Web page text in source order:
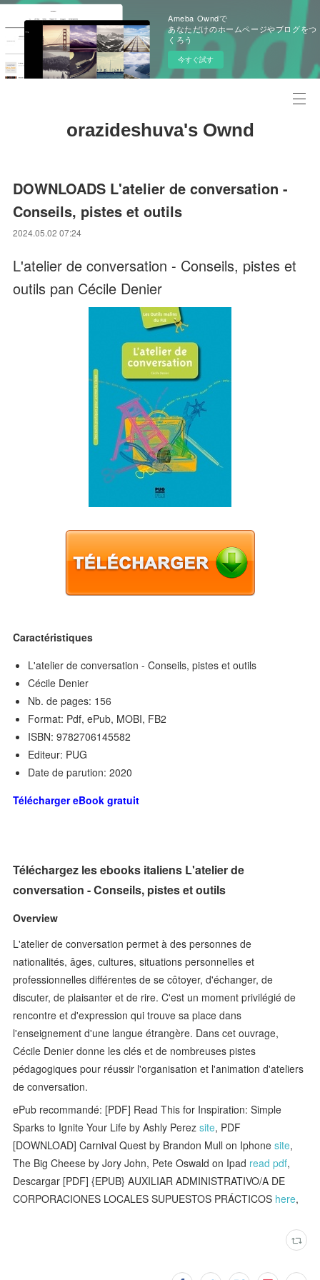
Ameba Owndで
あなただけのホームページやブログをつ
くろう
今すぐ試す
orazideshuva's Ownd
DOWNLOADS L'atelier de conversation -
Conseils, pistes et outils
2024.05.02 07:24
L'atelier de conversation - Conseils, pistes et
outils pan Cécile Denier
Caractéristiques
L'atelier de conversation - Conseils, pistes et outils
Cécile Denier
Nb. de pages: 156
Format: Pdf, ePub, MOBI, FB2
ISBN: 9782706145582
Editeur: PUG
Date de parution: 2020
Télécharger eBook gratuit
Téléchargez les ebooks italiens L'atelier de
conversation - Conseils, pistes et outils
Overview
L'atelier de conversation permet à des personnes de
nationalités, âges, cultures, situations personnelles et
professionnelles différentes de se côtoyer, d'échanger, de
discuter, de plaisanter et de rire. C'est un moment privilégié de
rencontre et d'expression qui trouve sa place dans
l'enseignement d'une langue étrangère. Dans cet ouvrage,
Cécile Denier donne les clés et de nombreuses pistes
pédagogiques pour réussir l'organisation et l'animation d'ateliers
de conversation.
ePub recommandé: [PDF] Read This for Inspiration: Simple
Sparks to Ignite Your Life by Ashly Perezsite, PDF
[DOWNLOAD] Carnival Quest by Brandon Mull on Iphonesite,
The Big Cheese by Jory John, Pete Oswald on Ipad read pdf,
Descargar [PDF] {EPUB} AUXILIAR ADMINISTRATIVO/A DE
CORPORACIONES LOCALES SUPUESTOS PRÁCTICOS here,